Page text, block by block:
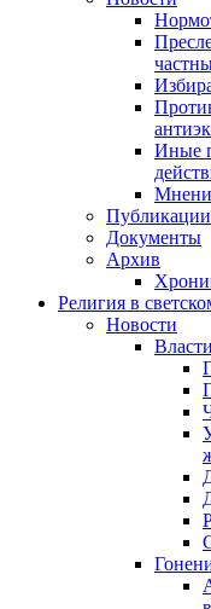
Иные
Публикации
Документы
Архив
Религия в
Новости
Власти